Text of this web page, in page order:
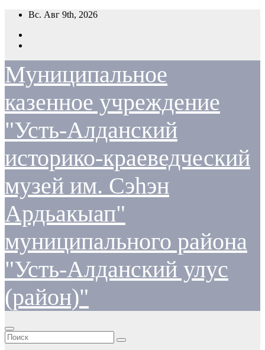
Перейти
содержимому
Вс. Авг 9th, 2026
Муниципальное
казенное учреждение
"Усть-Алданский
историко-краеведческий
музей им. Сэһэн
Ардьакыап"
муниципального района
"Усть-Алданский улус
(район)"